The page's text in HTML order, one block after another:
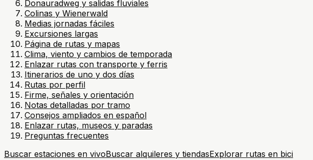
Donauradweg y salidas fluviales
Colinas y Wienerwald
Medias jornadas fáciles
Excursiones largas
Página de rutas y mapas
Clima, viento y cambios de temporada
Enlazar rutas con transporte y ferris
Itinerarios de uno y dos días
Rutas por perfil
Firme, señales y orientación
Notas detalladas por tramo
Consejos ampliados en español
Enlazar rutas, museos y paradas
Preguntas frecuentes
Buscar estaciones en vivoBuscar alquileres y tiendasExplorar rutas en bici